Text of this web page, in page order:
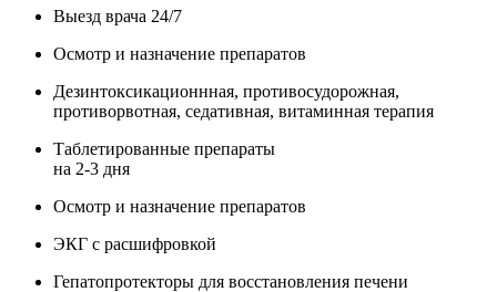
Выезд врача 24/7
Осмотр и назначение препаратов
Дезинтоксикационнная, противосудорожная,
противорвотная, седативная, витаминная терапия
Таблетированные препараты
на 2-3 дня
Осмотр и назначение препаратов
ЭКГ с расшифровкой
Гепатопротекторы для восстановления печени